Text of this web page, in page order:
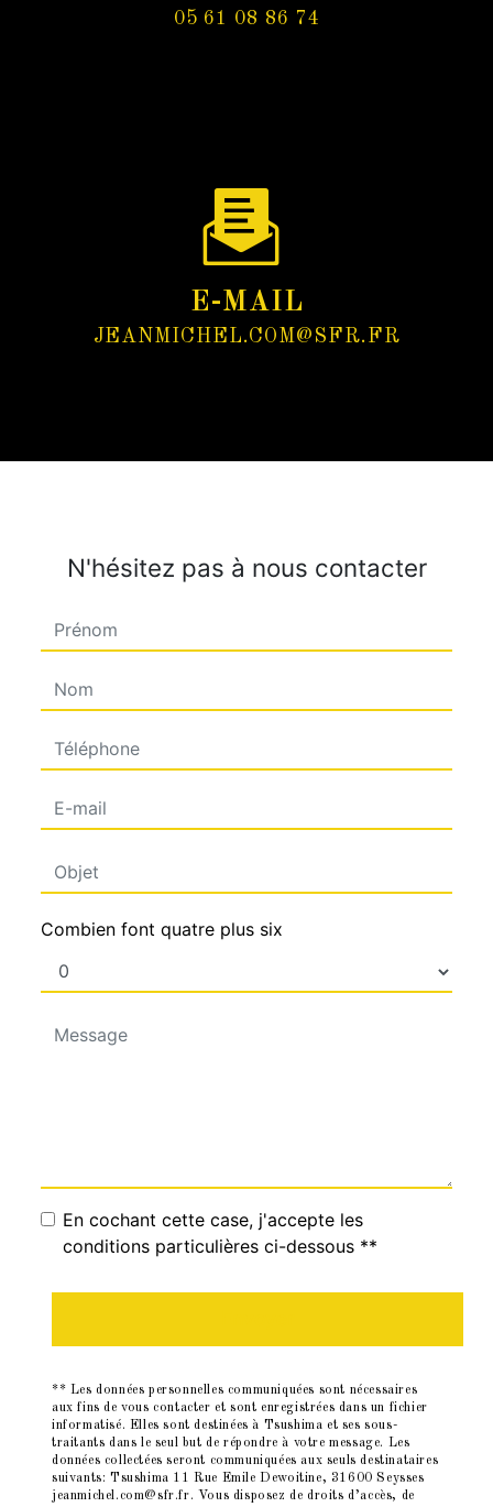
05 61 08 86 74
E-MAIL
JEANMICHEL.COM@SFR.FR
N'hésitez pas à nous contacter
Combien font quatre plus six
En cochant cette case, j'accepte les
conditions particulières ci-dessous **
** Les données personnelles communiquées sont nécessaires
aux fins de vous contacter et sont enregistrées dans un fichier
informatisé. Elles sont destinées à Tsushima et ses sous-
traitants dans le seul but de répondre à votre message. Les
données collectées seront communiquées aux seuls destinataires
suivants: Tsushima 11 Rue Emile Dewoitine, 31600 Seysses
jeanmichel.com@sfr.fr. Vous disposez de droits d’accès, de